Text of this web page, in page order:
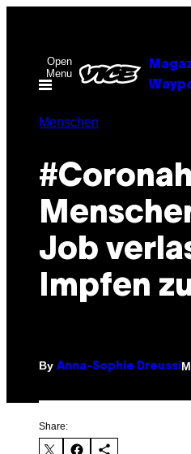
contentOpen
Menu
Menschen
Job
Impfen
By Anna-Sophie Dreussi
Share: